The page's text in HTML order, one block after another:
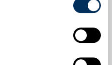
Lidea - grupy odmian